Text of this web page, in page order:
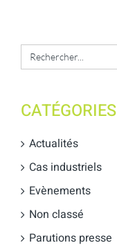
Search
for:
CATÉGORIES
Actualités
Cas industriels
Evènements
Non classé
Parutions presse